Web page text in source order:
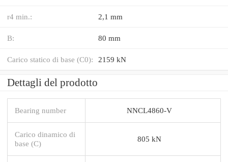
r4 min.: 2,1 mm
B: 80 mm
Carico statico di base (C0): 2159 kN
Dettagli del prodotto
Bearing number NNCL4860-V
Carico dinamico di
base (C)
805 kN